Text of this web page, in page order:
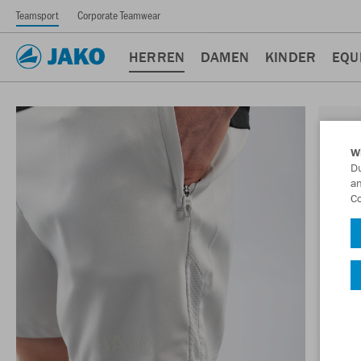
Teamsport Corporate Teamwear
HERREN DAMEN KINDER